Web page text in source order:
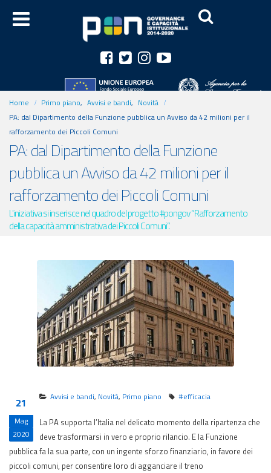
Home Primo piano, Avvisi e bandi, Novità
PA: dal Dipartimento della Funzione pubblica un Avviso da 42 milioni per il
rafforzamento dei Piccoli Comuni
PA: dal Dipartimento della Funzione
pubblica un Avviso da 42 milioni per il
rafforzamento dei Piccoli Comuni
L'iniziativa si inserisce nel quadro del progetto #pongov “Rafforzamento
della capacità amministrativa dei Piccoli Comuni”.
21
Mag
2020
Avvisi e bandi, Novità, Primo piano #efficacia
La PA supporta l’Italia nel delicato momento della ripartenza che
deve trasformarsi in vero e proprio rilancio. E la Funzione
pubblica fa la sua parte, con un ingente sforzo finanziario, in favore dei
piccoli comuni, per consentire loro di agganciare il treno